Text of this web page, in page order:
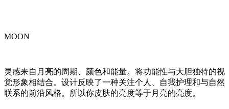
MOON
灵感来自月亮的周期、颜色和能量。将功能性与大胆独特的视
觉形象相结合。设计反映了一种关注个人、自我护理和与自然
联系的前沿风格。所以你皮肤的亮度等于月亮的亮度。